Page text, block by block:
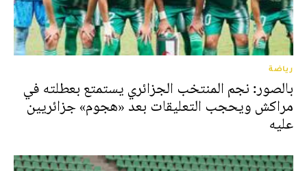
رياضة
بالصور: نجم المنتخب الجزائري يستمتع بعطلته في
مراكش ويحجب التعليقات بعد «هجوم» جزائريين
عليه